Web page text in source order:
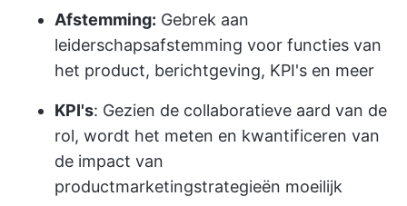
Afstemming: Gebrek aan
leiderschapsafstemming voor functies van
het product, berichtgeving, KPI's en meer
KPI's: Gezien de collaboratieve aard van de
rol, wordt het meten en kwantificeren van
de impact van
productmarketingstrategieën moeilijk